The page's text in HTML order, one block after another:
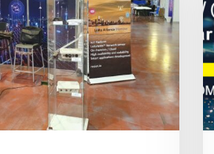
a
Milano!